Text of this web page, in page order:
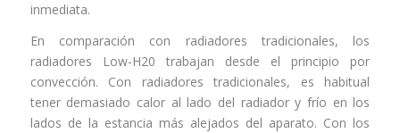
inmediata.
En comparación con radiadores tradicionales, los
radiadores Low-H20 trabajan desde el principio por
convección. Con radiadores tradicionales, es habitual
tener demasiado calor al lado del radiador y frío en los
lados de la estancia más alejados del aparato. Con los